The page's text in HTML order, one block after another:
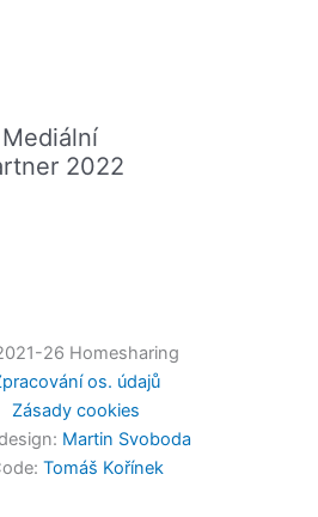
Mediální
2022
26 Homesharing
os. údajů
Zásady cookies
Martin Svoboda
Tomáš Kořínek